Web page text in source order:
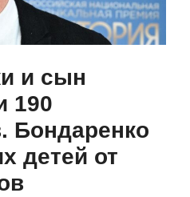
и сын
190
Бондаренко
детей от